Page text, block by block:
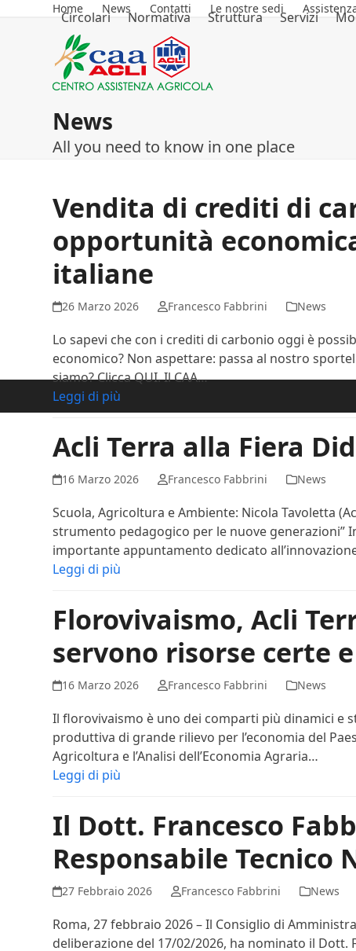
Home News Contatti Le nostre sedi
Circolari Normativa Struttura Servizi
News
All you need to know in one place
Vendita di crediti di
opportunità
italiane
26 Marzo 2026 Francesco Fabbrini News
Lo sapevi che con i crediti di carbonio oggi è
economico? Non aspettare: passa al nostro
siamo? Clicca QUI. Il CAA…
Leggi di più
Acli Terra alla Fiera
16 Marzo 2026 Francesco Fabbrini News
Scuola, Agricoltura e Ambiente: Nicola Tavoletta
strumento pedagogico per le nuove generazioni”
importante appuntamento dedicato
Leggi di più
Florovivaismo, Acli
servono risorse certe
16 Marzo 2026 Francesco Fabbrini News
Il florovivaismo è uno dei comparti più dinamici e
produttiva di grande rilievo per l’economia del
Agricoltura e l’Analisi dell’Economia Agraria…
Leggi di più
Il Dott. Francesco
Responsabile Tecnico
27 Febbraio 2026 Francesco Fabbrini News
Roma, 27 febbraio 2026 – Il Consiglio di
deliberazione del 17/02/2026, ha nominato il Dott.